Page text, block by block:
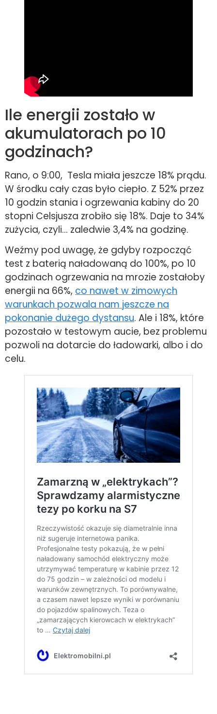
Ile energii zostało w
akumulatorach po 10
godzinach?
Rano, o 9:00, Tesla miała jeszcze 18% prądu.
W środku cały czas było ciepło. Z 52% przez
10 godzin stania i ogrzewania kabiny do 20
stopni Celsjusza zrobiło się 18%. Daje to 34%
zużycia, czyli… zaledwie 3,4% na godzinę.
Weźmy pod uwagę, że gdyby rozpocząć
test z baterią naładowaną do 100%, po 10
godzinach ogrzewania na mrozie zostałoby
energii na 66%, co nawet w zimowych
warunkach pozwala nam jeszcze na
pokonanie dużego dystansu. Ale i 18%, które
pozostało w testowym aucie, bez problemu
pozwoli na dotarcie do ładowarki, albo i do
celu.